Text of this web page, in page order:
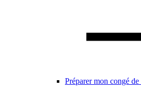
Préparer mon congé